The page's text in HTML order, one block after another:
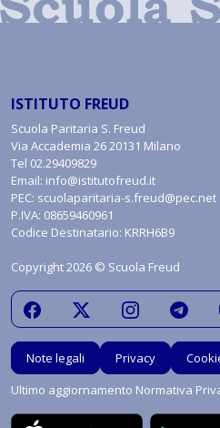
ISTITUTO FREUD
Scuola Paritaria S. Freud
Via Accademia 26 20131 Milano
Tel 02.29409829
Email: info@istitutofreud.it
PEC: scuolaparitaria-s.freud@pec.net
P.IVA: 08659460961
Codice Destinatario: KRRH6B9
Copyright 2026 © Scuola Freud
Note legali Privacy
Ultimo aggiornamento Normativa